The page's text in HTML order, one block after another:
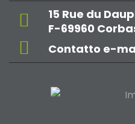
15 Rue du
F-69960
Contatto e-